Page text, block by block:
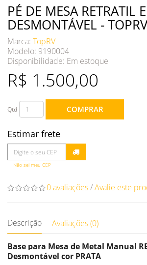
PÉ DE MESA RETRATIL E
DESMONTÁVEL - TOPRV
Marca: TopRV
Modelo: 9190004
Disponibilidade: Em estoque
R$ 1.500,00
Qtd COMPRAR
Estimar frete
Não sei meu CEP
0 avaliações/Avalie este
Descrição Avaliações (0)
Base para Mesa de Metal Manual
Desmontável cor PRATA